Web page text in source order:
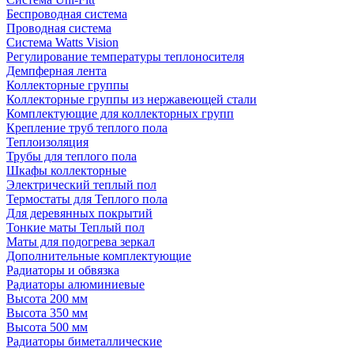
Беспроводная система
Проводная система
Система Watts Vision
Регулирование температуры теплоносителя
Демпферная лента
Коллекторные группы
Коллекторные группы из нержавеющей стали
Комплектующие для коллекторных групп
Крепление труб теплого пола
Теплоизоляция
Трубы для теплого пола
Шкафы коллекторные
Электрический теплый пол
Термостаты для Теплого пола
Для деревянных покрытий
Тонкие маты Теплый пол
Маты для подогрева зеркал
Дополнительные комплектующие
Радиаторы и обвязка
Радиаторы алюминиевые
Высота 200 мм
Высота 350 мм
Высота 500 мм
Радиаторы биметаллические